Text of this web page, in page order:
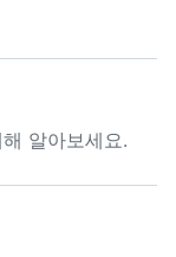
알아보세요.